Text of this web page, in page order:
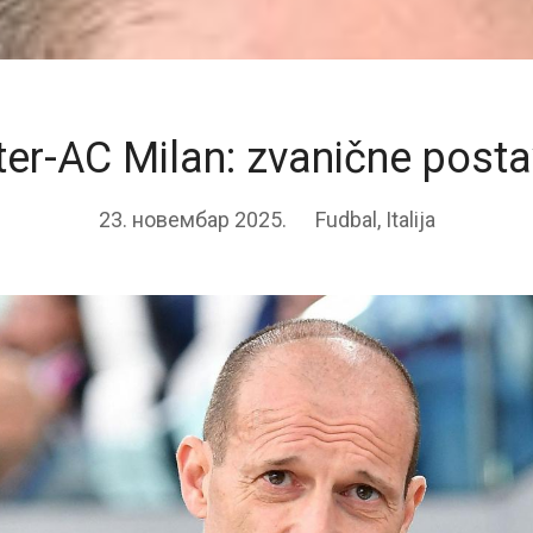
AC Milan: zvanične
23. новембар 2025. Fudbal , Italija